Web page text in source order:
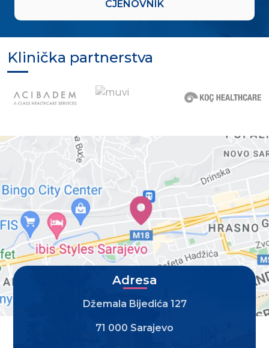
CJENOVNIK
Klinička partnerstva
Adresa
Džemala Bijedića 127
71 000 Sarajevo